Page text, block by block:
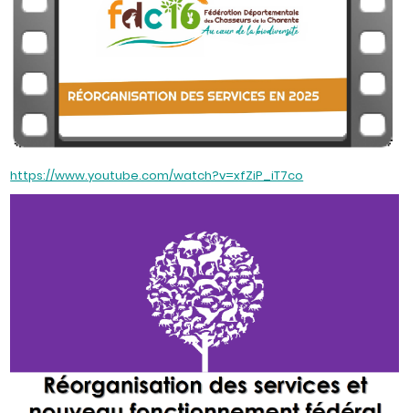
https://www.youtube.com/watch?v=xfZiP_iT7co